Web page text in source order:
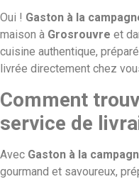
Oui ! Gaston à la
maison à Grosrouvre et
cuisine authentique,
livrée directement chez
Comment
service de
Avec Gaston à la
gourmand et savoureux,